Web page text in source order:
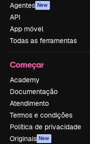
Agentes New
API
App móvel
Todas as ferramentas
Começar
Academy
Documentação
Atendimento
Termos e condições
Política de privacidade
Originais New